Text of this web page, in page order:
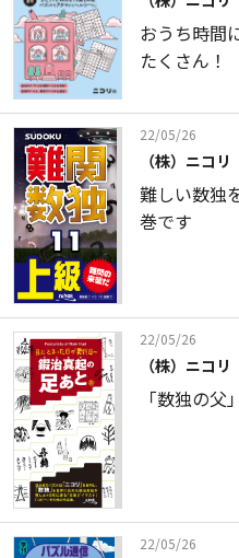
おうち時間
たくさん！
22/05/26
（株）ニコリ
難しい数独
巻です
22/05/26
（株）ニコリ
「数独の
22/05/26